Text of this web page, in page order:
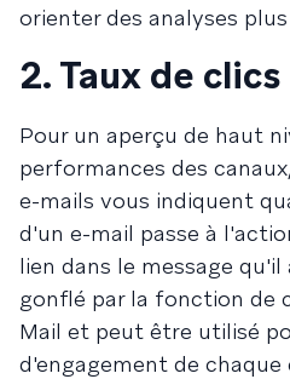
orienter des analyses
2. Taux de
Pour un aperçu de haut
performances des
e-mails vous indiquent
d'un e-mail passe à
lien dans le message qu'il
gonflé par la fonction de
Mail et peut être utilisé
d'engagement de chaque